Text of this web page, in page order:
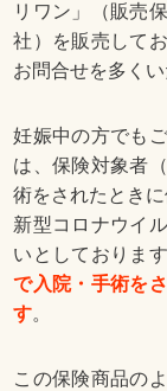
リワン」（販売
社）を販売して
お問合せを多く
妊娠中の方でも
は、保険対象者
術をされたとき
新型コロナウイ
いとしておりま
で入院・手術を
す。
この保険商品の